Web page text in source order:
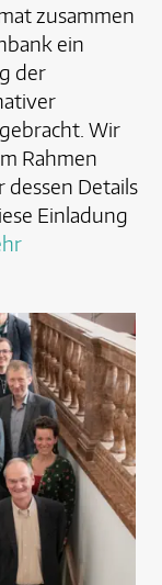
zusammen
ein
der
Wir
Rahmen
dessen Details
Einladung